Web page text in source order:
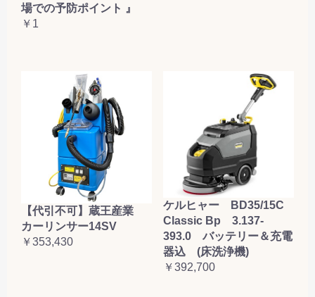
場での予防ポイント 』
￥1
【代引不可】蔵王産業
カーリンサー14SV
￥353,430
ケルヒャー BD35/15C
Classic Bp 3.137-
393.0 バッテリー＆充電
器込 (床洗浄機)
￥392,700